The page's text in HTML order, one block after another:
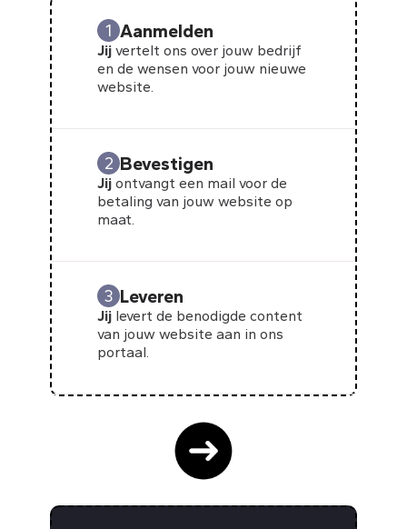
1 Aanmelden
Jij vertelt ons over jouw bedrijf
en de wensen voor jouw nieuwe
website.
2 Bevestigen
Jij ontvangt een mail voor de
betaling van jouw website op
maat.
3 Leveren
Jij levert de benodigde content
van jouw website aan in ons
portaal.